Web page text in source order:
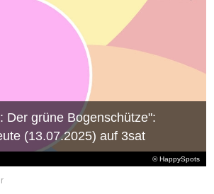
© HappySpots
Der grüne Bogenschütze":
(13.07.2025) auf 3sat